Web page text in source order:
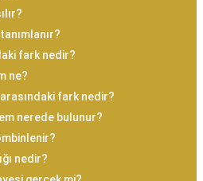
fark nedir?
ne?
fark nedir?
nerede bulunur?
nedir?